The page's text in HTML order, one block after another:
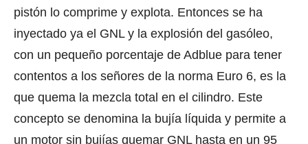
pistón lo comprime y explota. Entonces se ha
inyectado ya el GNL y la explosión del gasóleo,
con un pequeño porcentaje de Adblue para tener
contentos a los señores de la norma Euro 6, es la
que quema la mezcla total en el cilindro. Este
concepto se denomina la bujía líquida y permite a
un motor sin bujías quemar GNL hasta en un 95